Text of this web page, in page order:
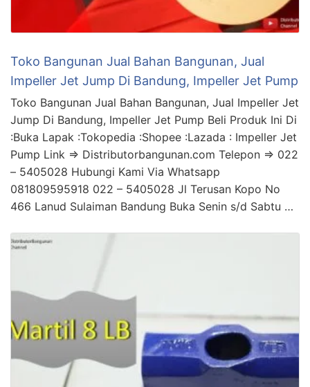
Toko Bangunan Jual Bahan Bangunan, Jual
Impeller Jet Jump Di Bandung, Impeller Jet Pump
Toko Bangunan Jual Bahan Bangunan, Jual Impeller Jet
Jump Di Bandung, Impeller Jet Pump Beli Produk Ini Di
:Buka Lapak :Tokopedia :Shopee :Lazada : Impeller Jet
Pump Link => Distributorbangunan.com Telepon => 022
– 5405028 Hubungi Kami Via Whatsapp
081809595918 022 – 5405028 Jl Terusan Kopo No
466 Lanud Sulaiman Bandung Buka Senin s/d Sabtu …